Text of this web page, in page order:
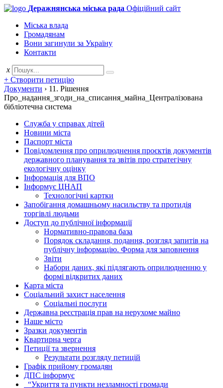
Деражнянська міська рада Офіційний сайт
Міська влада
Громадянам
Вони загинули за Україну
Контакти
x
+ Створити петицію
Документи › 11. Рішення
Про_надання_згоди_на_списання_майна_Централізована
бібліотечна система
Служба у справах дітей
Новини міста
Паспорт міста
Повідомлення про оприлюднення проєктів документів
державного планування та звітів про стратегічну
екологічну оцінку
Інформація для ВПО
Інформує ЦНАП
Технологічні картки
Запобігання домашньому насильству та протидія
торгівлі людьми
Доступ до публічної інформації
Нормативно-правова база
Порядок складання, подання, розгляд запитів на
публічну інформацію. Форма для заповнення
Звіти
Набори даних, які підлягають оприлюдненню у
формі відкритих даних
Карта міста
Соціальний захист населення
Соціальні послуги
Державна реєстрація прав на нерухоме майно
Наше місто
Зразки документів
Квартирна черга
Петиції та звернення
Результати розгляду петицій
Графік прийому громадян
ДПС інформує
“Укриття та пункти незламності громади